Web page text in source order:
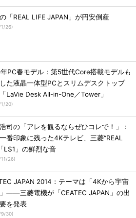
「REAL LIFE JAPAN」が円安倒産
1/26)
PC春モデル：第5世代Core搭載モデルも
た液晶一体型PCとスリムデスクトップ
Desk All-in-One／Tower」
1/20)
司の「アレを観るならぜひコレで！」：
番印象に残った4Kテレビ、三菱“REAL
LS1」の鮮烈な音
26)
JAPAN 2014：テーマは「4Kから宇宙
――三菱電機が「CEATEC JAPAN」の出
を発表
9/30)